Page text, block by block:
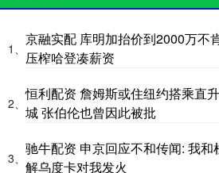
1、
京融实配 库明加抬价到2000万不
压榨哈登凑薪资
2、
恒利配资 詹姆斯或住纽约搭乘直
城 张伯伦也曾因此被批
3、
驰牛配资 申京回应不和传闻: 我
解乌度卡对我发火